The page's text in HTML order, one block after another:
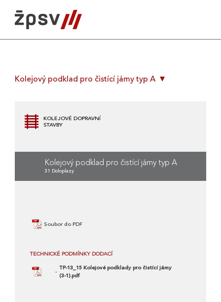
content
Kolejový podklad pro čistící jámy typ A
KOLEJOVÉ DOPRAVNÍ
STAVBY
Kolejový podklad pro čistící jámy typ A
31 Doloplazy
Soubor do PDF
TECHNICKÉ PODMÍNKY DODACÍ
TP-13_15 Kolejové podklady pro čistící jámy
(3-1).pdf